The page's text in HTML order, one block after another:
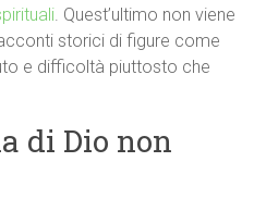
. Quest’ultimo non viene
storici di figure come
e difficoltà piuttosto che
di Dio non